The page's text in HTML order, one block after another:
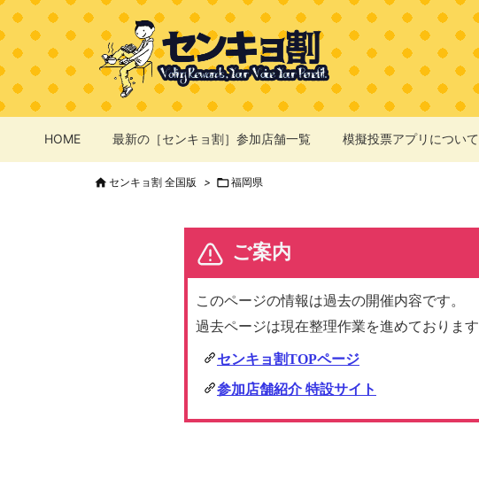
HOME 最新の［センキョ割］参加店舗一覧 模擬投票アプリについて
 センキョ割 全国版 > 福岡県